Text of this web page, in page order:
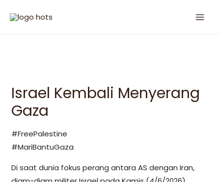
Israel Kembali Menyerang
Gaza
#FreePalestine
#MariBantuGaza
Di saat dunia fokus perang antara AS dengan Iran,